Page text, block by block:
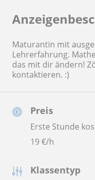
Preis
Erste Stunde
19€/h
Klassentyp
Maturantin mit
Lehrerfahrung.
das mit dir ändern!
kontaktieren. :)